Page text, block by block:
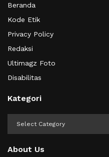
Beranda
Kode Etik
Privacy Policy
Redaksi
Ultimagz Foto
Disabilitas
Kategori
About Us